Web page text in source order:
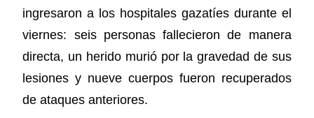
ingresaron a los hospitales gazatíes durante el
viernes: seis personas fallecieron de manera
directa, un herido murió por la gravedad de sus
lesiones y nueve cuerpos fueron recuperados
de ataques anteriores.